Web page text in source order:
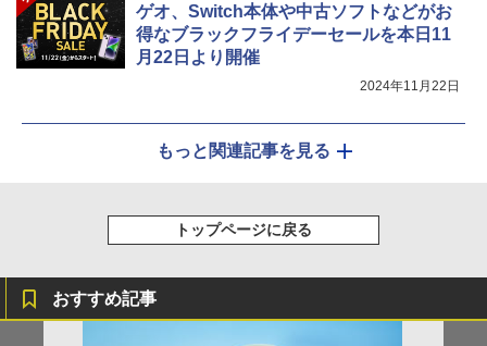
ゲオ、Switch本体や中古ソフトなどがお
得なブラックフライデーセールを本日11
月22日より開催
2024年11月22日
もっと関連記事を見る
トップページに戻る
おすすめ記事